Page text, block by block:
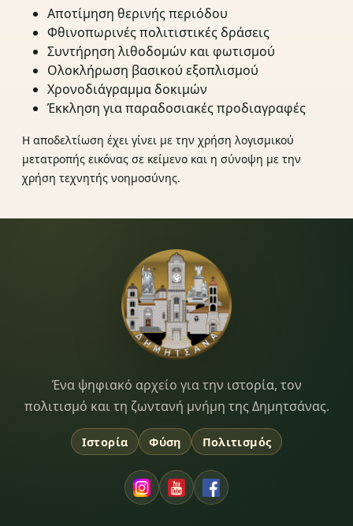
Αποτίμηση θερινής περιόδου
Φθινοπωρινές πολιτιστικές δράσεις
Συντήρηση λιθοδομών και φωτισμού
Ολοκλήρωση βασικού εξοπλισμού
Χρονοδιάγραμμα δοκιμών
Έκκληση για παραδοσιακές προδιαγραφές
Η αποδελτίωση έχει γίνει με την χρήση λογισμικού
μετατροπής εικόνας σε κείμενο και η σύνοψη με την
χρήση τεχνητής νοημοσύνης.
Dimitsana.gr
Ένα ψηφιακό αρχείο για την ιστορία, τον
πολιτισμό και τη ζωντανή μνήμη της Δημητσάνας.
Ιστορία Φύση Πολιτισμός